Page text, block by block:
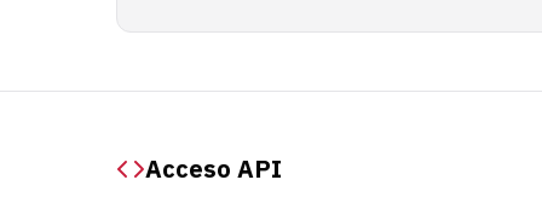
Acceso API